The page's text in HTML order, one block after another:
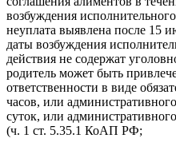
возбуждения
неуплата выявлена после 15
даты возбуждения
действия не содержат
родитель может быть
ответственности в виде
часов, или
суток, или
(ч. 1 ст. 5.35.1 КоАП РФ;